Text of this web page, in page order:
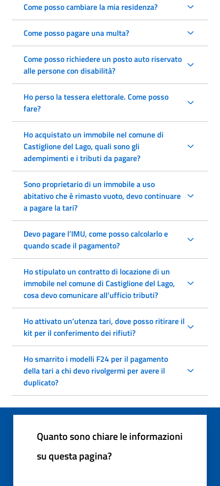
Come posso cambiare la mia residenza?
Come posso pagare una multa?
Come posso richiedere un posto auto riservato
alle persone con disabilità?
Ho perso la tessera elettorale. Come posso
fare?
Ho acquistato un immobile nel comune di
Castiglione del Lago, quali sono gli
adempimenti e i tributi da pagare?
Sono proprietario di un immobile a uso
abitativo che è rimasto vuoto, devo continuare
a pagare la tari?
Devo pagare l’IMU, come posso calcolarlo e
quando scade il pagamento?
Ho stipulato un contratto di locazione di un
immobile nel comune di Castiglione del Lago,
cosa devo comunicare all’ufficio tributi?
Ho attivato un’utenza tari, dove posso ritirare il
kit per il conferimento dei rifiuti?
Ho smarrito i modelli F24 per il pagamento
della tari a chi devo rivolgermi per avere il
duplicato?
Quanto sono chiare le informazioni
su questa pagina?